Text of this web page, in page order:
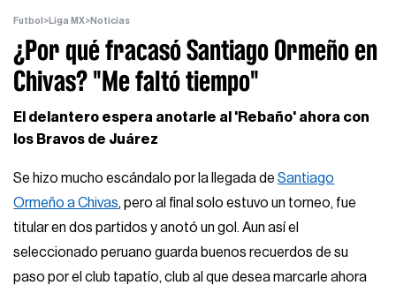
Futbol >Liga MX>Noticias
¿Por qué fracasó Santiago Ormeño en
Chivas? "Me faltó tiempo"
El delantero espera anotarle al 'Rebaño' ahora con
los Bravos de Juárez
Se hizo mucho escándalo por la llegada deSantiago
Ormeño a Chivas, pero al final solo estuvo un torneo, fue
titular en dos partidos y anotó un gol. Aun así el
seleccionado peruano guarda buenos recuerdos de su
paso por el club tapatío, club al que desea marcarle ahora